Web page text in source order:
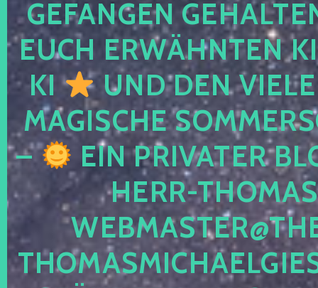
GEFANGEN
EUCH ERWÄHNTEN
KI
UND DEN
MAGISCHE
–
EIN PRIVATER
HERR-